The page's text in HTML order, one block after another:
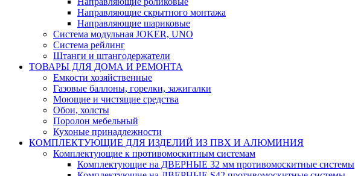
Направляющие скрытного монтажа
Направляющие шариковые
Система модульная JOKER, UNO
Система рейлинг
Штанги и штангодержатели
ТОВАРЫ ДЛЯ ДОМА И РЕМОНТА
Емкости хозяйственные
Газовые баллоны, горелки, зажигалки
Моющие и чистящие средства
Обои, холсты
Поролон мебельный
Кухоные принадлежности
КОМПЛЕКТУЮЩИЕ ДЛЯ ИЗДЕЛИЙ ИЗ ПВХ И АЛЮМИНИЯ
Комплектующие к противомоскитным системам
Комплектующие на ДВЕРНЫЕ 32 мм противомоскитные системы